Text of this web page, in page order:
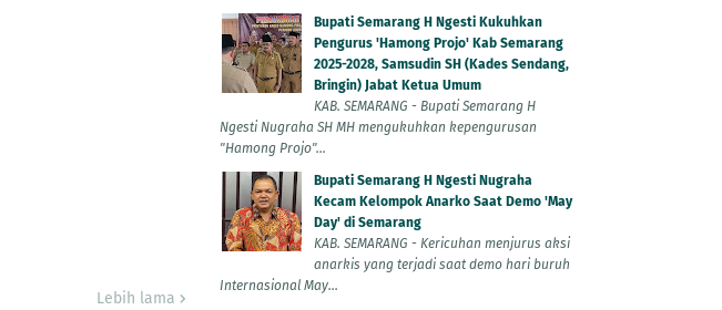
Lebih lama
Bupati Semarang H Ngesti Kukuhkan
Pengurus 'Hamong Projo' Kab Semarang
2025-2028, Samsudin SH (Kades Sendang,
Bringin) Jabat Ketua Umum
KAB. SEMARANG - Bupati Semarang H
Ngesti Nugraha SH MH mengukuhkan kepengurusan
"Hamong Projo"...
Bupati Semarang H Ngesti Nugraha
Kecam Kelompok Anarko Saat Demo 'May
Day' di Semarang
KAB. SEMARANG - Kericuhan menjurus aksi
anarkis yang terjadi saat demo hari buruh
Internasional May...